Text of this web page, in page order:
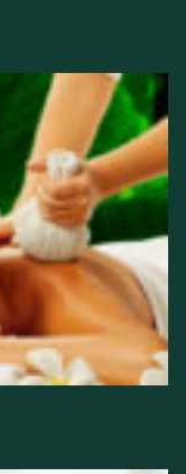
prevenir una de